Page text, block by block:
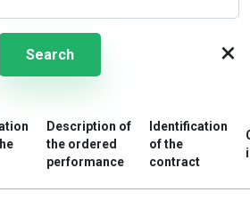
Search ×
Description of
the ordered
performance
Identification
of the
contract